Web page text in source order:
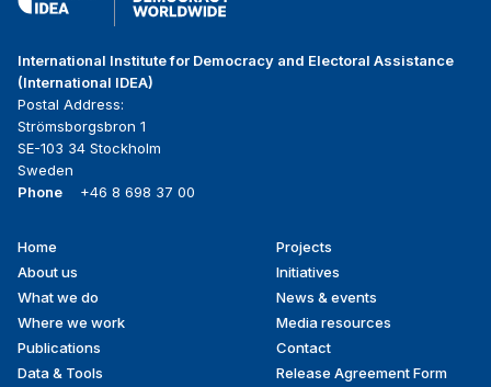
International Institute for Democracy and Electoral Assistance
(International IDEA)
Postal Address:
Strömsborgsbron 1
SE-103 34 Stockholm
Sweden
Phone
+46 8 698 37 00
Footer
menu
Home
About us
What we do
Where we work
Publications
Data & Tools
Projects
Initiatives
News & events
Media resources
Contact
Release Agreement Form